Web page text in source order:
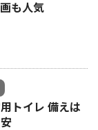
も人気
トイレ 備えは